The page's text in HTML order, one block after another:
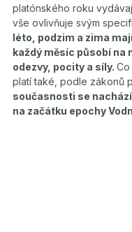
platónského roku
vše ovlivňuje svým
léto, podzim a zima
každý měsíc působí na
odezvy, pocity a síly. Co
platí také, podle zákonů
současnosti se
na začátku epochy